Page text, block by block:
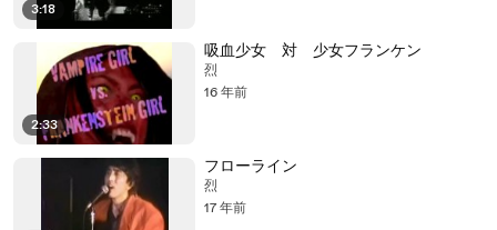
3:18
2:33
吸血少女 対 少女フランケン
烈
16 年前
フローライン
烈
17 年前